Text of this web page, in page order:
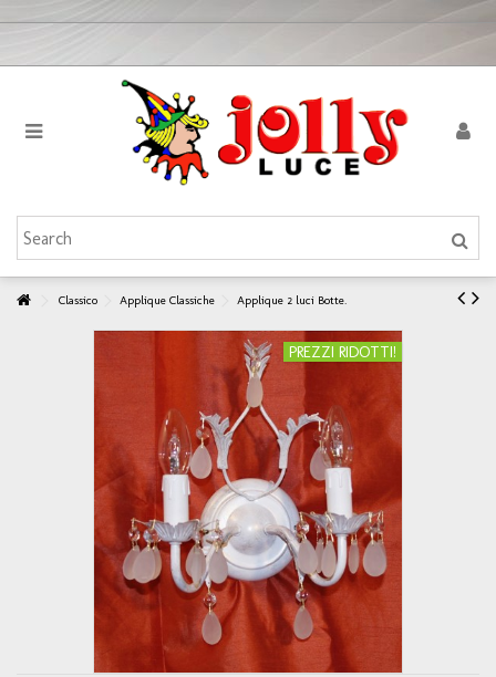
Classico Applique Classiche Applique 2 luci Botte.
PREZZI RIDOTTI!